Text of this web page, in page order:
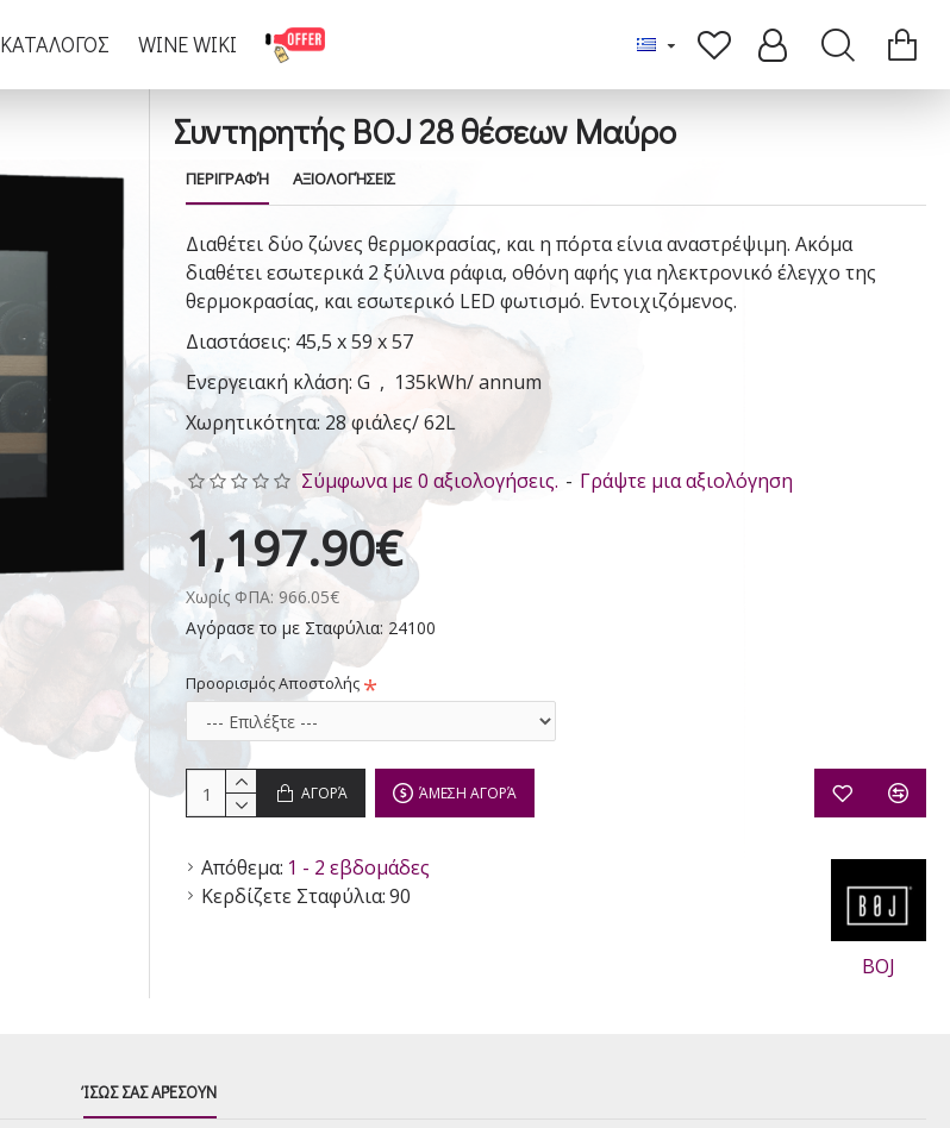
ΚΑΤΑΛΟΓΟΣ WINE WIKI
Συντηρητής BOJ 28 θέσεων Μαύρο
ΠΕΡΙΓΡΑΦΉ ΑΞΙΟΛΟΓΉΣΕΙΣ
Διαθέτει δύο ζώνες θερμοκρασίας, και η πόρτα είνια αναστρέψιμη. Ακόμα
διαθέτει εσωτερικά 2 ξύλινα ράφια, οθόνη αφής για ηλεκτρονικό έλεγχο της
θερμοκρασίας, και εσωτερικό LED φωτισμό. Εντοιχιζόμενος.
Διαστάσεις: 45,5 x 59 x 57
Ενεργειακή κλάση: G , 135kWh/ annum
Χωρητικότητα: 28 φιάλες/ 62L
Απόθεμα: 1 - 2 εβδομάδες
Κερδίζετε Σταφύλια:90
BOJ
Σύμφωνα με 0 αξιολογήσεις. - Γράψτε μια αξιολόγηση
1,197.90€
Χωρίς ΦΠΑ: 966.05€
Αγόρασε το με Σταφύλια: 24100
Προορισμός Αποστολής
ΑΓΟΡΆ ΆΜΕΣΗ ΑΓΟΡΆ
ΊΣΩΣ ΣΑΣ ΑΡΈΣΟΥΝ